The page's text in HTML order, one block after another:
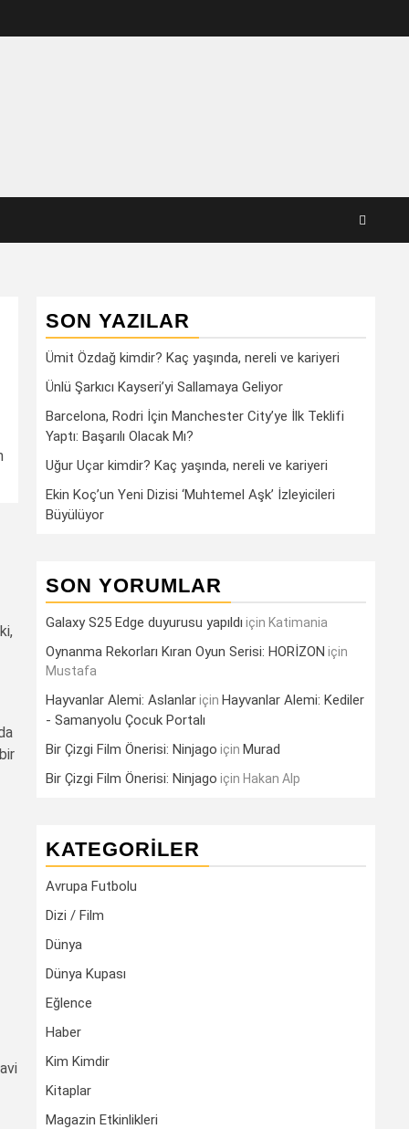
SON YAZILAR
Ümit Özdağ kimdir? Kaç yaşında, nereli ve kariyeri
Ünlü Şarkıcı Kayseri’yi Sallamaya Geliyor
Barcelona, Rodri İçin Manchester City’ye İlk Teklifi
Yaptı: Başarılı Olacak Mı?
Uğur Uçar kimdir? Kaç yaşında, nereli ve kariyeri
Ekin Koç’un Yeni Dizisi ‘Muhtemel Aşk’ İzleyicileri
Büyülüyor
SON YORUMLAR
Galaxy S25 Edge duyurusu yapıldı için Katimania
Oynanma Rekorları Kıran Oyun Serisi: HORİZON için
Mustafa
Hayvanlar Alemi: Aslanlariçin Hayvanlar Alemi: Kediler
- Samanyolu Çocuk Portalı
Bir Çizgi Film Önerisi: Ninjago için Murad
Bir Çizgi Film Önerisi: Ninjago için Hakan Alp
KATEGORILER
Avrupa Futbolu
Dizi / Film
Dünya
Dünya Kupası
Eğlence
Haber
Kim Kimdir
Kitaplar
Magazin Etkinlikleri